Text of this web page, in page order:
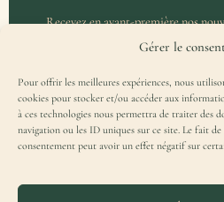
Gérer le
Pour offrir les meilleures expériences, nous
cookies pour stocker et/ou accéder aux
à ces technologies nous permettra de traiter des
navigation ou les ID uniques sur ce site. Le fait
consentement peut avoir un effet négatif sur
Recevez en avant-première nos
et un accès privilégié aux
J'accepte de recevoir la Missive